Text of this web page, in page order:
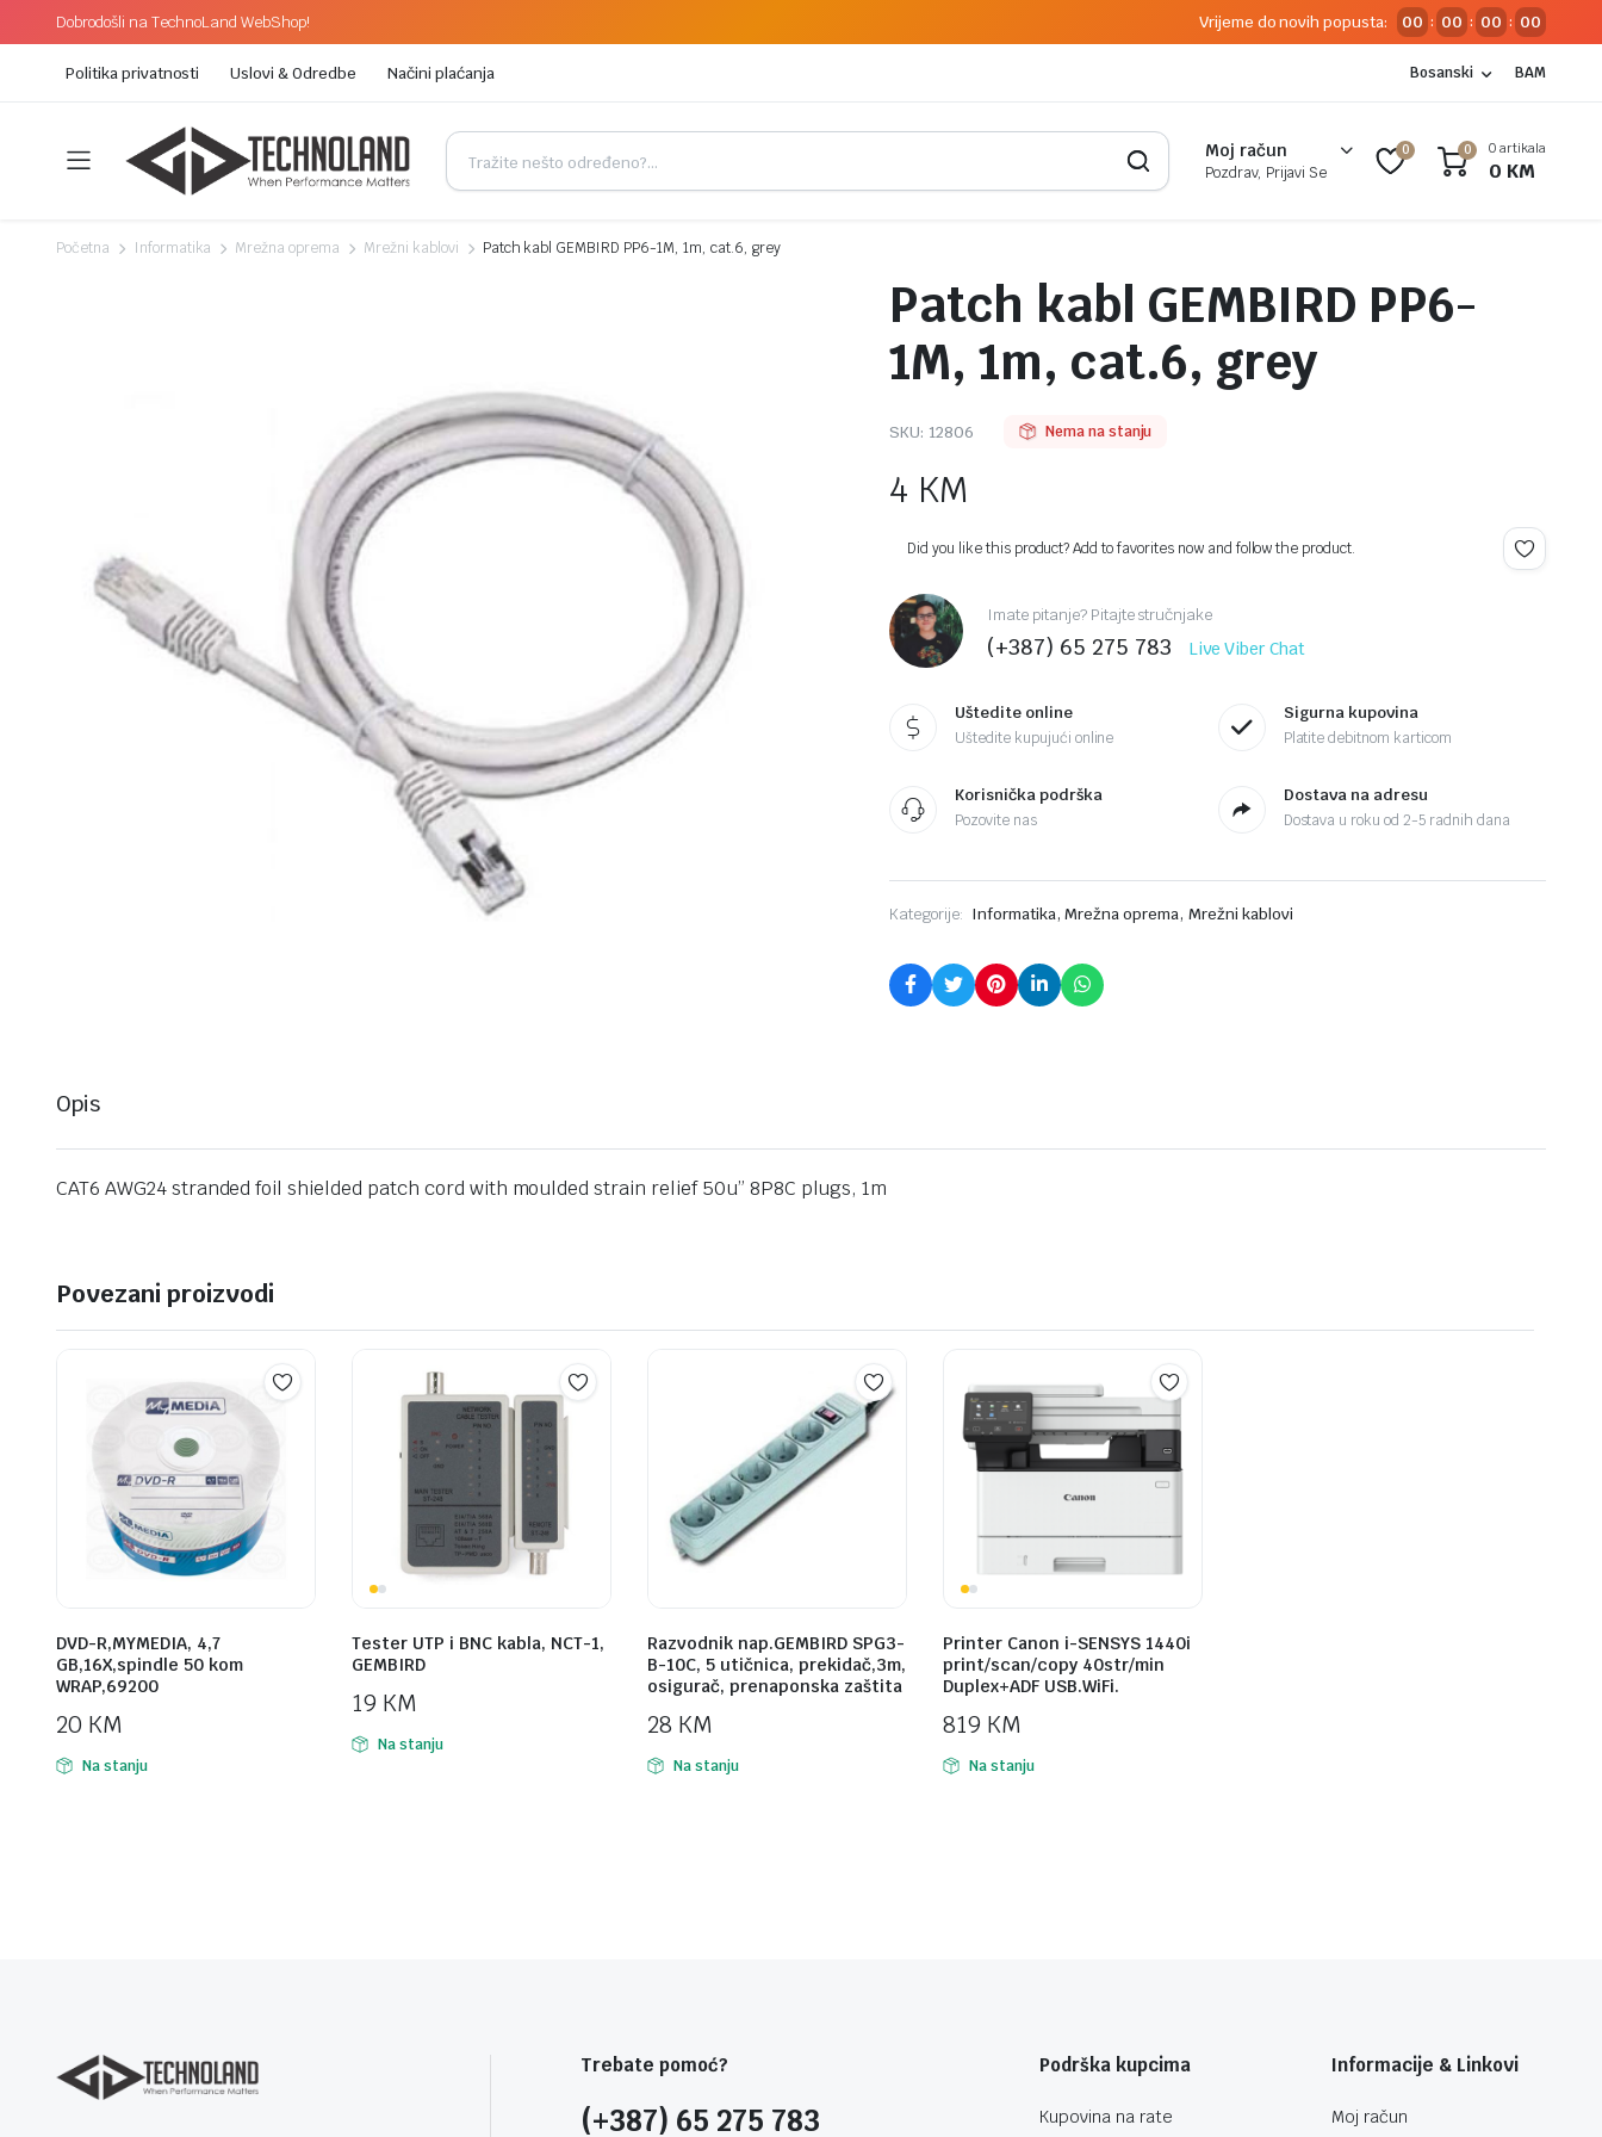
Dobrodošli na TechnoLand WebShop! Vrijeme do novih popusta: 00 : 00 : 00 : 00
Politika privatnosti Uslovi & Odredbe Načini plaćanja Bosanski BAM
Moj račun
Pozdrav, Prijavi Se
0 0 0 artikala
0 KM
Početna Informatika Mrežna oprema Mrežni kablovi Patch kabl GEMBIRD PP6-1M, 1m, cat.6, grey
Patch kabl GEMBIRD PP6-
1M, 1m, cat.6, grey
SKU: 12806 Nema na stanju
4 KM
Did you like this product? Add to favorites now and follow the product.
Imate pitanje? Pitajte stručnjake
(+387) 65 275 783 Live Viber Chat
Uštedite online
Uštedite kupujući online
Sigurna kupovina
Platite debitnom karticom
Korisnička podrška
Pozovite nas
Dostava na adresu
Dostava u roku od 2-5 radnih dana
Kategorije: Informatika, Mrežna oprema, Mrežni kablovi
Opis
CAT6 AWG24 stranded foil shielded patch cord with moulded strain relief 50u” 8P8C plugs, 1m
Povezani proizvodi
DVD-R,MYMEDIA, 4,7
GB,16X,spindle 50 kom
WRAP,69200
20 KM
Na stanju
Tester UTP i BNC kabla, NCT-1,
GEMBIRD
19 KM
Na stanju
Razvodnik nap.GEMBIRD SPG3-
B-10C, 5 utičnica, prekidač,3m,
osigurač, prenaponska zaštita
28 KM
Na stanju
Printer Canon i-SENSYS 1440i
print/scan/copy 40str/min
Duplex+ADF USB.WiFi.
819 KM
Na stanju
Trebate pomoć?
(+387) 65 275 783
Podrška kupcima
Kupovina na rate
Informacije & Linkovi
Moj račun